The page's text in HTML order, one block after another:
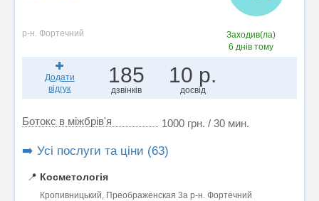
р-н. Фортечний
Заходив(ла)
6 днів тому
Додати
відгук
185
дзвінків
10 р.
досвід
Ботокс в міжбрів'я 1000 грн. / 30 мин.
➡️ Усі послуги та ціни (63)
📍 Косметологія
Кропивницький, Преображенская 3а р-н. Фортечний